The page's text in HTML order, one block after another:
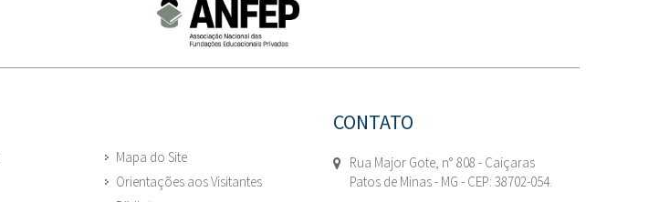
Mapa do Site
Orientações aos Visitantes
CONTATO
Rua Major Gote, n° 808 - Caiçaras
Patos de Minas - MG - CEP: 38702-054.